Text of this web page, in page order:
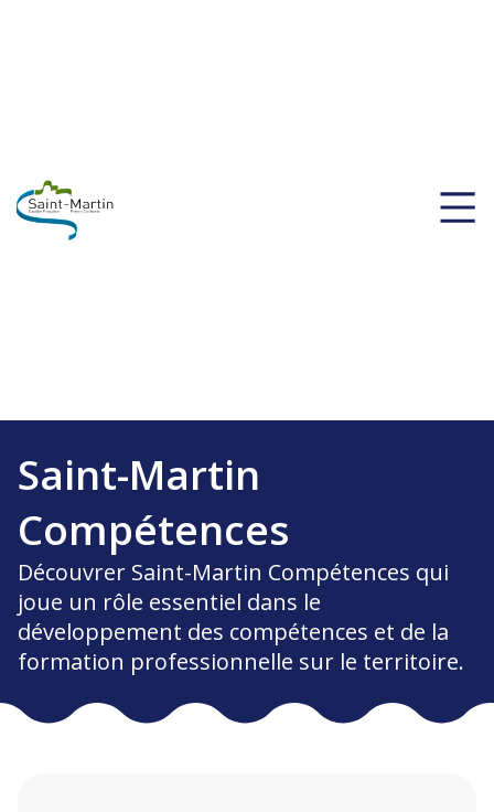
Saint-Martin
Compétences
Découvrer Saint-Martin Compétences qui
joue un rôle essentiel dans le
développement des compétences et de la
formation professionnelle sur le territoire.